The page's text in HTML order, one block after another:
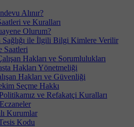
Alınır?
ve Kuralları
Olurum?
Sağlığı ile İlgili Bilgi Kimlere Verilir
Saatleri
Hakları ve Sorumlulukları
Hakları Yönetmeliği
Hakları ve Güvenliği
Seçme Hakkı
ve Refakatçi Kuralları
Kurumlar
Kodu